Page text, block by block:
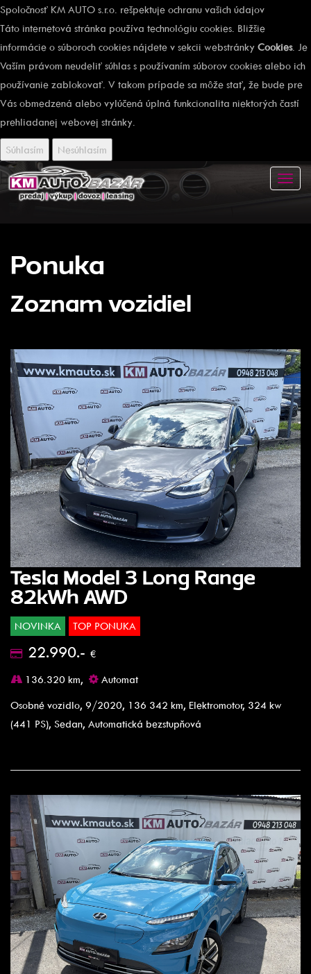
Spoločnosť KM AUTO s.r.o. rešpektuje ochranu vašich údajov
Táto internetová stránka používa technológiu cookies. Bližšie
informácie o súboroch cookies nájdete v sekcii webstránky Cookies. Je
Vaším právom neudeliť súhlas s používaním súborov cookies alebo ich
používanie zablokovať. V takom prípade sa môže stať, že bude pre
Vás obmedzená alebo vylúčená úplná funkcionalita niektorých častí
prehliadanej webovej stránky.
Súhlasím Nesúhlasím
Ponuka
Zoznam vozidiel
Tesla Model 3 Long Range
82kWh AWD
NOVINKA TOP PONUKA
22.990.- €
136.320 km,
Automat
Osobné vozidlo, 9/2020, 136 342 km, Elektromotor, 324 kw
(441 PS), Sedan, Automatická bezstupňová